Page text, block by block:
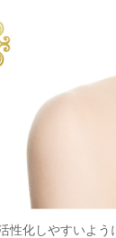
性化しやすいよ